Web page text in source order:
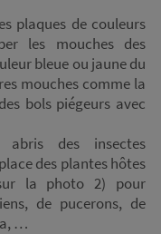
plaques de couleurs
les mouches des
bleue ou jaune du
mouches comme la
bols piégeurs avec
abris des insectes
des plantes hôtes
la photo 2) pour
de pucerons, de
…